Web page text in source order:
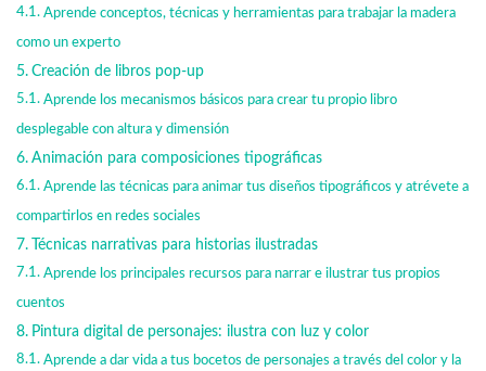
Aprende conceptos, técnicas y herramientas para trabajar la madera
como un experto
Creación de libros pop-up
Aprende los mecanismos básicos para crear tu propio libro
desplegable con altura y dimensión
Animación para composiciones tipográficas
Aprende las técnicas para animar tus diseños tipográficos y atrévete a
compartirlos en redes sociales
Técnicas narrativas para historias ilustradas
Aprende los principales recursos para narrar e ilustrar tus propios
cuentos
Pintura digital de personajes: ilustra con luz y color
Aprende a dar vida a tus bocetos de personajes a través del color y la